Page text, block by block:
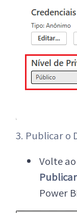
3. Publicar o
Volte
Publicar
Power